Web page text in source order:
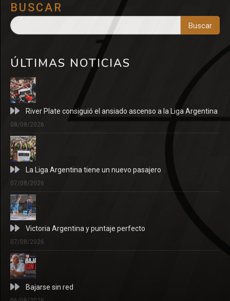
BUSCAR
Buscar
ÚLTIMAS NOTICIAS
River Plate consiguió el ansiado ascenso a la Liga Argentina
08/08/2026
La Liga Argentina tiene un nuevo pasajero
07/08/2026
Victoria Argentina y puntaje perfecto
07/08/2026
Bajarse sin red